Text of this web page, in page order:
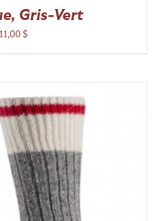
Gris-Vert
11,00$